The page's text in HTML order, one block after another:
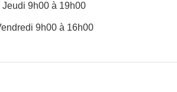
Jeudi 9h00 à 19h00
9h00 à 16h00